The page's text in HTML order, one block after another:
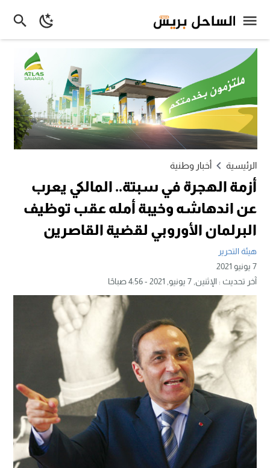
الرئيسية أخبار وطنية
أزمة الهجرة في سبتة.. المالكي يعرب
عن اندهاشه وخيبة أمله عقب توظيف
البرلمان الأوروبي لقضية القاصرين
هيئة التحرير
7 يونيو 2021
آخر تحديث :الإثنين, 7 يونيو, 2021 - 4:56 صباحًا